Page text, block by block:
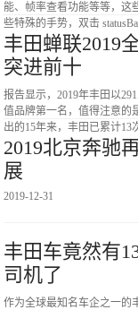
能、帧率查看功能等等，这
些特殊的手势，双击
丰田蝉联2019
突进前十
报告显示，2019年丰田以
值品牌第一名，值得注意的
出的15年来，丰田已累计13
2019北京奔驰
展
2019-12-31
丰田车竟然有
司机了
作为全球最知名车企之一的